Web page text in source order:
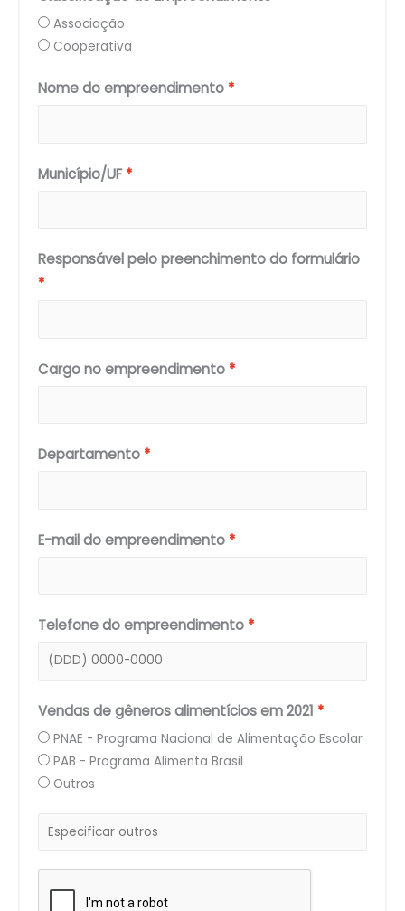
Associação
Cooperativa
Nome do empreendimento
Município/UF
Responsável pelo preenchimento do formulário
Cargo no empreendimento
Departamento
E-mail do empreendimento
Telefone do empreendimento
Vendas de gêneros alimentícios em 2021
PNAE - Programa Nacional de Alimentação Escolar
PAB - Programa Alimenta Brasil
Outros